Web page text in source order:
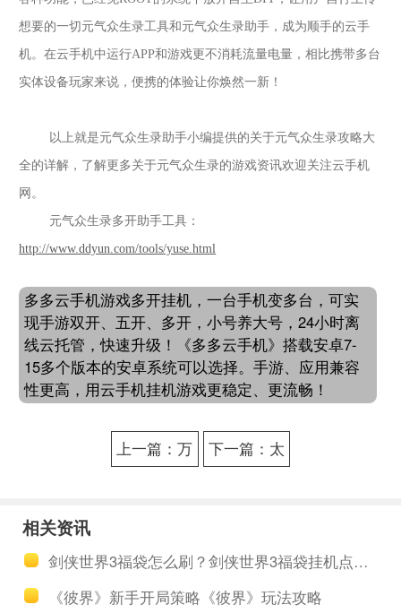
想要的一切元气众生录工具和元气众生录助手，成为顺手的云手
机。在云手机中运行APP和游戏更不消耗流量电量，相比携带多台
实体设备玩家来说，便携的体验让你焕然一新！
以上就是元气众生录助手小编提供的关于元气众生录攻略大
全的详解，了解更多关于元气众生录的游戏资讯欢迎关注云手机
网。
元气众生录多开助手工具 ：
http://www.ddyun.com/tools/yuse.html
多多云手机游戏多开挂机，一台手机变多台，可实
现手游双开、五开、多开，小号养大号，24小时离
线云托管，快速升级！《多多云手机》搭载安卓7-
15多个版本的安卓系统可以选择。手游、应用兼容
性更高，用云手机挂机游戏更稳定、更流畅！
上一篇：万
下一篇：太
相关资讯
剑侠世界3福袋怎么刷？剑侠世界3福袋挂机点收益提高攻略
《彼界》新手开局策略《彼界》玩法攻略